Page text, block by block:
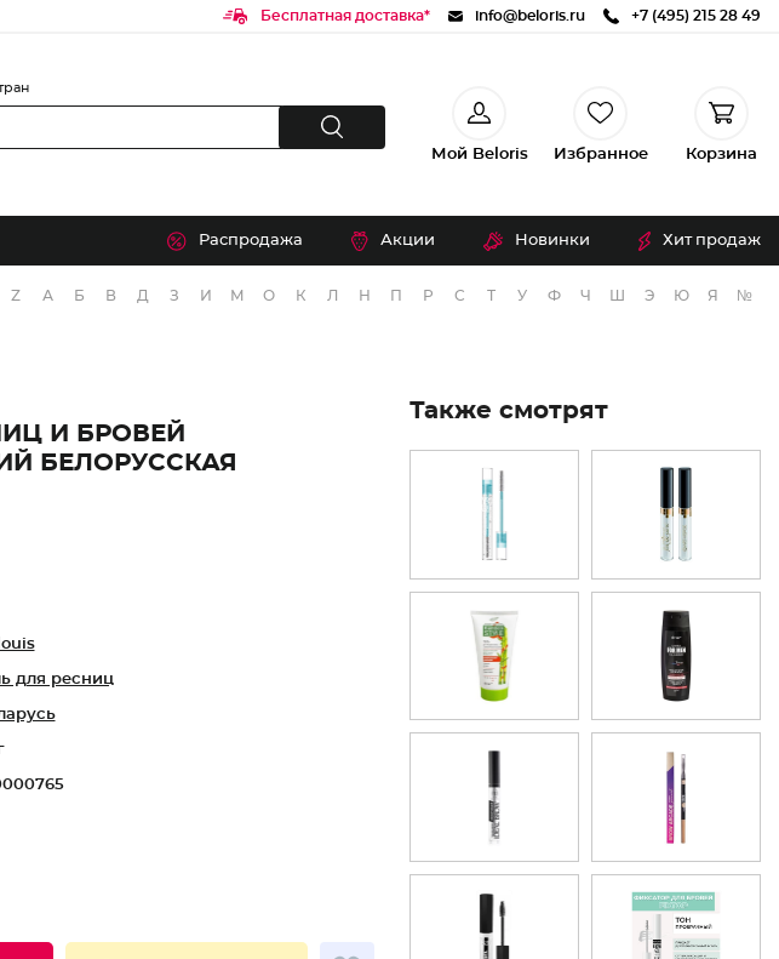
Бесплатная доставка* info@beloris.ru +7 (495) 215 28 49
Мой Beloris Избранное Корзина
Распродажа Акции Новинки Хит продаж
Z А Б В Д З И М О К Л Н П Р С Т У Ф Ч Э Ю Я №
И БРОВЕЙ
БЕЛОРУССКАЯ
для ресниц
Также смотрят